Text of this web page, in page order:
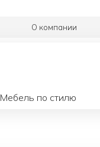
О компании
Мебель по стилю